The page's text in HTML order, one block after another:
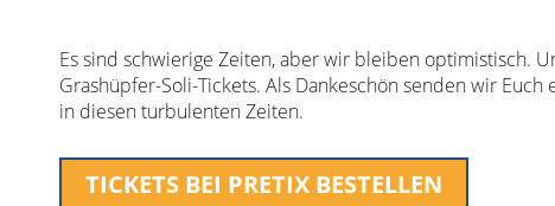
Es sind schwierige Zeiten, aber wir bleiben optimistisch.
Grashüpfer-Soli-Tickets. Als Dankeschön senden wir
in diesen turbulenten Zeiten.
TICKETS BEI PRETIX BESTELLEN